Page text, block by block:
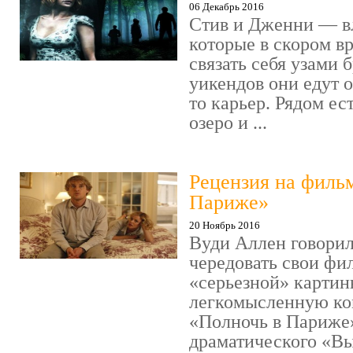
06 Декабрь 2016
Стив и Дженни —
которые в скором
связать себя узами
уикендов они едут
то карьер. Рядом
озеро и ...
Рецензия на
Париже»
20 Ноябрь 2016
Вуди Аллен
чередовать свои
«серьезной»
легкомысленную
«Полночь в
драматического